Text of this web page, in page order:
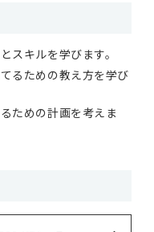
スキルを学びます。
るための教え方を学び
ための計画を考えま